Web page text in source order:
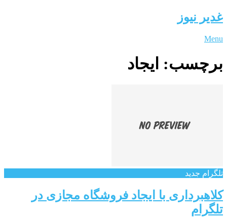
غدیر نیوز
Menu
برچسب: ایجاد
تلگرام جدید
کلاهبرداری با ایجاد فروشگاه مجازی در
تلگرام